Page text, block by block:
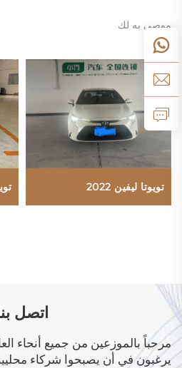
موصى به لك
تويوتا ليفين 2022
اتصل
مرحباً بالموزعين من جميع أنحاء
يرغبون في أن يصبحوا شركاء